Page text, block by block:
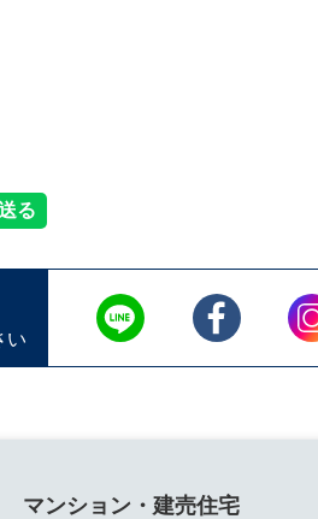
い
マンション・建売住宅